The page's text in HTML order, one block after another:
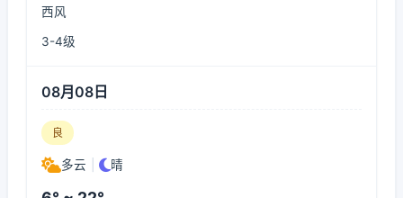
西风
3-4级
08月08日
良
多云 晴